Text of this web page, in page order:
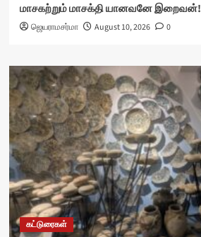
மாசகற்றும் மாசக்தி யானவனே இறைவன்!
ஜெயராமசர்மா August 10, 2026 0
கட்டுரைகள்